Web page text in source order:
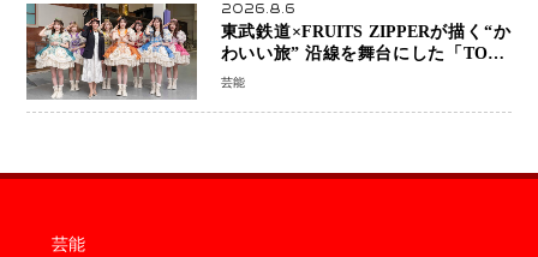
2026.8.6
東武鉄道×FRUITS ZIPPERが描く“か
わいい旅” 沿線を舞台にした「TOBU
KAWAII PROJECT」が開幕
芸能
芸能